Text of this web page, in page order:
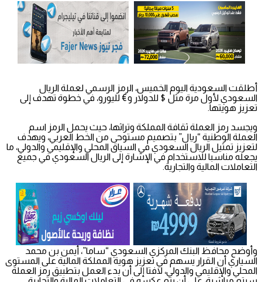
أطلقت السعودية اليوم الخميس، الرمز الرسمي لعملة الريال
السعودي لأول مرة مثل $ للدولار و€ لليورو، في خطوة تهدف إلى
تعزيز هويتها.
ويجسد رمز العملة ثقافة المملكة وتراثها، حيث يحمل الرمز اسم
العملة الوطنية “ريال” بتصميم مستوحى من الخط العربي، ويهدف
لتعزيز تمثيل الريال السعودي في السياق المحلي والإقليمي والدولي، ما
يجعله مناسبا للاستخدام في الإشارة إلى الريال السعودي في جميع
التعاملات المالية والتجارية.
وأوضح محافظ البنك المركزي السعودي “ساما”، أيمن بن محمد
السياري أن القرار يسهم في تعزيز هوية المملكة المالية على المستوى
المحلي والإقليمي والدولي، لافتا إلى أن بدء العمل بتطبيق رمز العملة